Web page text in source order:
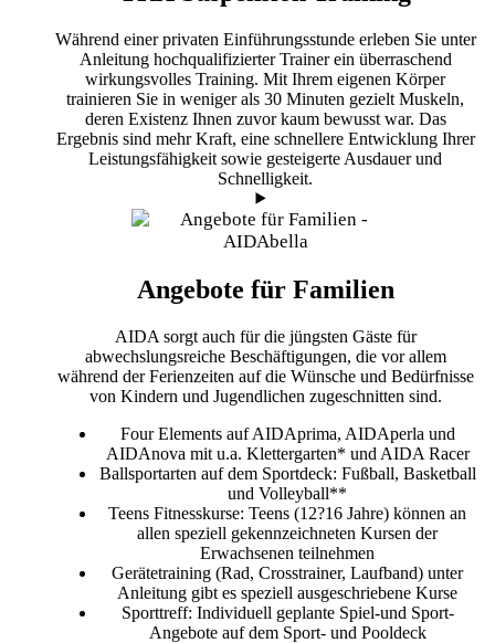
Während einer privaten Einführungsstunde erleben Sie unter
Anleitung hochqualifizierter Trainer ein überraschend
wirkungsvolles Training. Mit Ihrem eigenen Körper
trainieren Sie in weniger als 30 Minuten gezielt Muskeln,
deren Existenz Ihnen zuvor kaum bewusst war. Das
Ergebnis sind mehr Kraft, eine schnellere Entwicklung Ihrer
Leistungsfähigkeit sowie gesteigerte Ausdauer und
Schnelligkeit.
Angebote für Familien
AIDA sorgt auch für die jüngsten Gäste für
abwechslungsreiche Beschäftigungen, die vor allem
während der Ferienzeiten auf die Wünsche und Bedürfnisse
von Kindern und Jugendlichen zugeschnitten sind.
Four Elementsauf AIDAprima, AIDAperla und
AIDAnova mit u.a. Klettergarten* und AIDA Racer
Ballsportarten auf dem Sportdeck: Fußball, Basketball
und Volleyball**
Teens Fitnesskurse: Teens (12?16 Jahre) können an
allen speziell gekennzeichneten Kursen der
Erwachsenen teilnehmen
Gerätetraining (Rad, Crosstrainer, Laufband) unter
Anleitung gibt es speziell ausgeschriebene Kurse
Sporttreff: Individuell geplante Spiel-und Sport-
Angebote auf dem Sport- und Pooldeck